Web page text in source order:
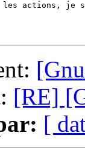
actions, je
[RE]
[